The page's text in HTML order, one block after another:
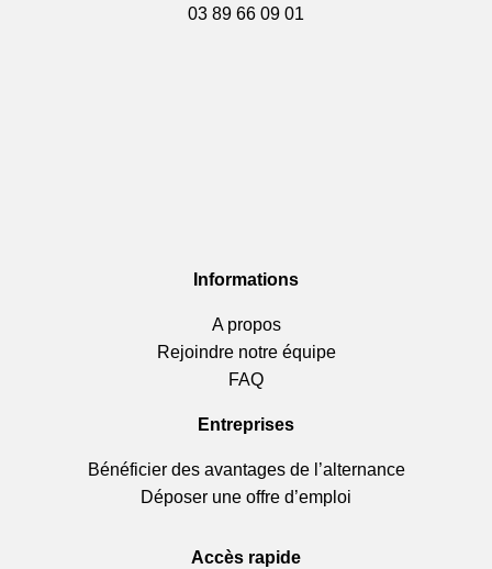
03 89 66 09 01
Informations
A propos
Rejoindre notre équipe
FAQ
Entreprises
Bénéficier des avantages de l’alternance
Déposer une offre d’emploi
Accès rapide